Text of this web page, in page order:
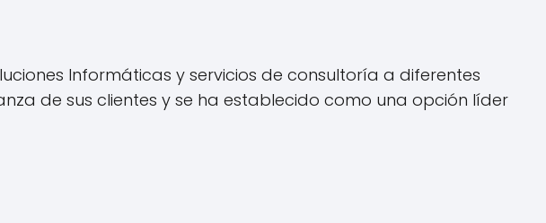
Informáticas y servicios de consultoría a diferentes
de sus clientes y se ha establecido como una opción líder